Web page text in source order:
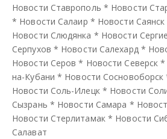
Новости Ставрополь * Новости
* Новости Салаир * Новости Саянск
Новости Слюдянка * Новости
Серпухов * Новости Салехард *
Новости Серов * Новости Северск *
на-Кубани * Новости Сосновоборск
Новости Соль-Илецк * Новости
Сызрань * Новости Самара *
Новости Стерлитамак * Новости
Салават